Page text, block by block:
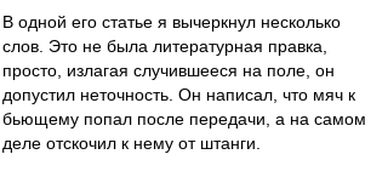
В одной его статье я вычеркнул несколько
слов. Это не была литературная правка,
просто, излагая случившееся на поле, он
допустил неточность. Он написал, что мяч к
бьющему попал после передачи, а на самом
деле отскочил к нему от штанги.